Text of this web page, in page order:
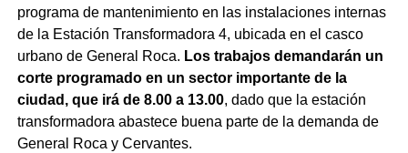
programa de mantenimiento en las instalaciones internas
de la Estación Transformadora 4, ubicada en el casco
urbano de General Roca. Los trabajos demandarán un
corte programado en un sector importante de la
ciudad, que irá de 8.00 a 13.00, dado que la estación
transformadora abastece buena parte de la demanda de
General Roca y Cervantes.